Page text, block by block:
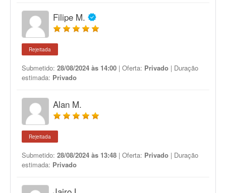
Filipe M.
Rejeitada
Submetido: 28/08/2024 às 14:00 | Oferta: Privado | Duração
estimada: Privado
Alan M.
Rejeitada
Submetido: 28/08/2024 às 13:48 | Oferta: Privado | Duração
estimada: Privado